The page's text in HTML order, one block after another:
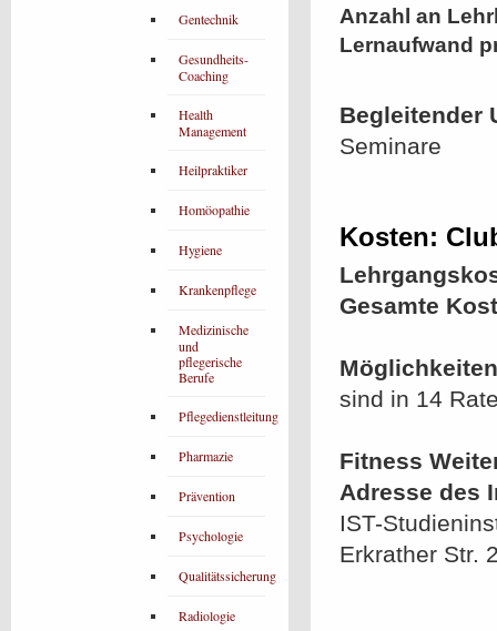
Anzahl an
Lernaufwand
Begleitender
Seminare
Kosten:
Gesamte
sind in 14
Fitness
Adresse des
IST-
Erkrather Str.
Gentechnik
Gesundheits-
Coaching
Health
Management
Heilpraktiker
Homöopathie
Hygiene
Krankenpflege
Medizinische
und
pflegerische
Berufe
Pflegedienstleitung
Pharmazie
Prävention
Psychologie
Qualitätssicherung
Radiologie